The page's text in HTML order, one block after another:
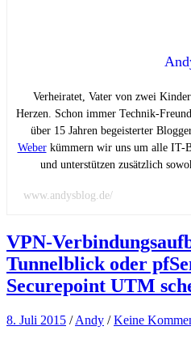
Verheiratet, Vater von zwei
Herzen. Schon immer Technik-
über 15 Jahren begeisterter
Weberkümmern wir uns um alle IT-
und unterstützen zusätzlich
www.andysblog.de/
VPN-
Tunnelblick oder
Securepoint UTM
8. Juli 2015 /Andy /Keine